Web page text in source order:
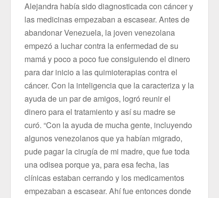
Alejandra había sido diagnosticada con cáncer y
las medicinas empezaban a escasear. Antes de
abandonar Venezuela, la joven venezolana
empezó a luchar contra la enfermedad de su
mamá y poco a poco fue consiguiendo el dinero
para dar inicio a las quimioterapias contra el
cáncer. Con la inteligencia que la caracteriza y la
ayuda de un par de amigos, logró reunir el
dinero para el tratamiento y así su madre se
curó. “Con la ayuda de mucha gente, incluyendo
algunos venezolanos que ya habían migrado,
pude pagar la cirugía de mi madre, que fue toda
una odisea porque ya, para esa fecha, las
clínicas estaban cerrando y los medicamentos
empezaban a escasear. Ahí fue entonces donde